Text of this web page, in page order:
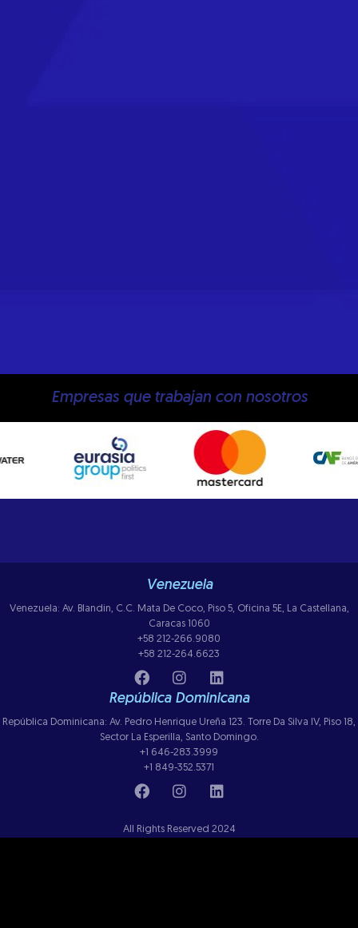
Empresas que trabajan con nosotros
Venezuela
Venezuela: Av. Blandin, C.C. Mata De Coco, Piso 5, Oficina 5E, La Castellana,
Caracas 1060
+58 212-266.9080
+58 212-264.6623
República Dominicana
República Dominicana: Av. Pedro Henrique Ureña 123. Torre Da Silva IV, Piso 18,
Sector La Esperilla, Santo Domingo.
+1 646-283.3999
+1 849-352.5371
All Rights Reserved 2024